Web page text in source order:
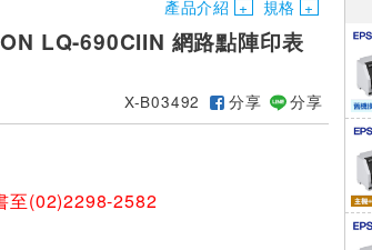
產品介紹 規格
LQ-690CIIN 網路點陣印表
X-B03492 分享 分享
至(02)2298-2582